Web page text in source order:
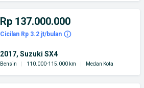
Rp 137.000.000
Cicilan Rp 3.2 jt/bulan
2017, Suzuki SX4
Bensin 110.000-115.000 km Medan Kota